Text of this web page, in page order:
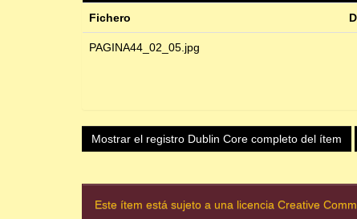
Fichero
PAGINA44_02_05.jpg
Mostrar el registro Dublin Core completo del ítem
Este ítem está sujeto a una licencia Creative